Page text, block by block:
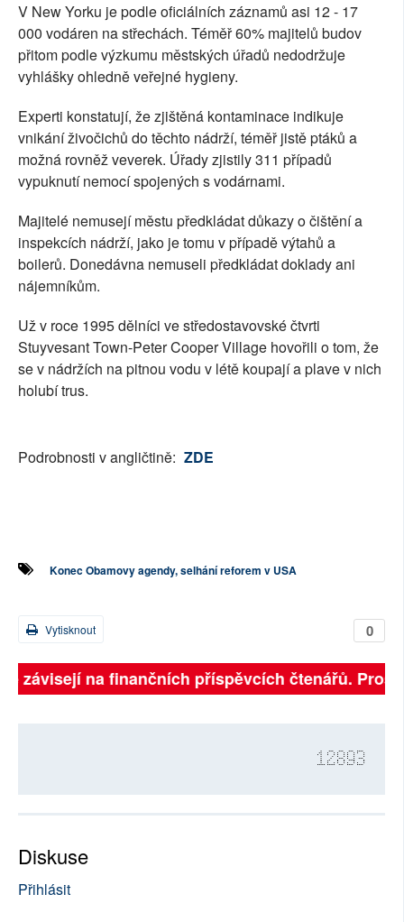
V New Yorku je podle oficiálních záznamů asi 12 - 17
000 vodáren na střechách. Téměř 60% majitelů budov
přitom podle výzkumu městských úřadů nedodržuje
vyhlášky ohledně veřejné hygieny.
Experti konstatují, že zjištěná kontaminace indikuje
vnikání živočichů do těchto nádrží, téměř jistě ptáků a
možná rovněž veverek. Úřady zjistily 311 případů
vypuknutí nemocí spojených s vodárnami.
Majitelé nemusejí městu předkládat důkazy o čištění a
inspekcích nádrží, jako je tomu v případě výtahů a
boilerů. Donedávna nemuseli předkládat doklady ani
nájemníkům.
Už v roce 1995 dělníci ve středostavovské čtvrti
Stuyvesant Town-Peter Cooper Village hovořili o tom, že
se v nádržích na pitnou vodu v létě koupají a plave v nich
holubí trus.
Podrobnosti v angličtině: ZDE
Konec Obamovy agendy, selhání reforem v USA
0
Vytisknout
závisejí na finančních příspěvcích čtenářů.
12893
Diskuse
Přihlásit